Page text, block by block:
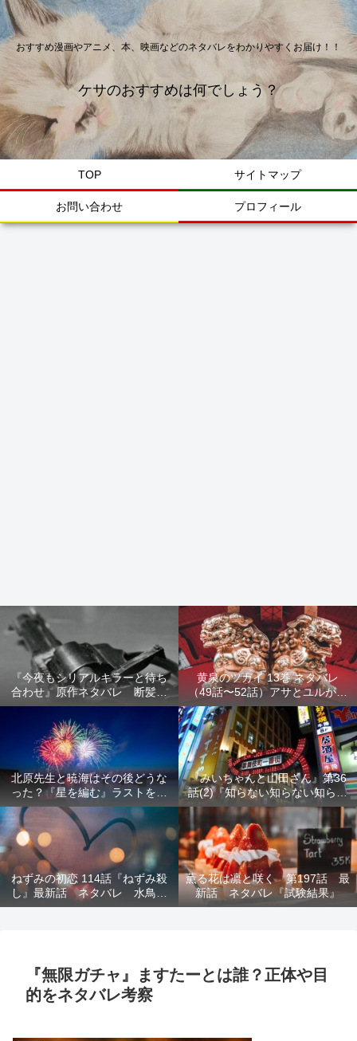
おすすめ漫画やアニメ、本、映画などのネタバレをわかりやすくお届け！！
ケサのおすすめは何でしょう？
TOP サイトマップ
お問い合わせ プロフィール
『今夜もシリアルキラーと待ち
合わせ』原作ネタバレ 断髪オ
ブジェ殺人事件 犯人の正体や
結末を解説
黄泉のツガイ 13巻 ネタバレ
（49話〜52話）アサとユルが家
出！西ノ村の真実とヒカルの決
意を解説
北原先生と暁海はその後どうな
った？『星を編む』ラストをネ
タバレ解説
『みいちゃんと山田さん』第36
話(2)『知らない知らない知らな
い』最新話 ネタバレ 犯人確
定 次回最終回
ねずみの初恋 114話『ねずみ殺
し』最新話 ネタバレ 水鳥死
亡 鯆を殺すか
薫る花は凛と咲く 第197話 最
新話 ネタバレ『試験結果』
『無限ガチャ』ますたーとは誰？正体や目
的をネタバレ考察